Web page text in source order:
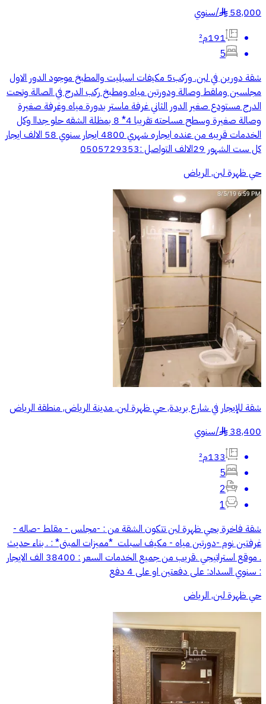
58,000
§
/سنوي
191م²
5
شقة دورين في لبن. وركب5 مكيفات اسبليت والمطبخ موجود الدور الاول
مجلسين وملقط وصالة ودورتين مياه ومطبخ ركب الدرج في الصالة وتحت
الدرج مستودع صغير الدور الثاني غرفة ماستر بدورة مياه وغرفة صغيرة
وصالة صغيرة وسطح مساحته تقريبا 4* 8 بمظلة الشقه حلو جداا وكل
الخدمات قريبه من عنده ايجاره شهري 4800 ايجار سنوي 58 الالف ايجار
كل ست الشهور 29الالف التواصل :0505729353
حي ظهرة لبن, الرياض
شقة للإيجار في شارع بريدة, حي ظهرة لبن, مدينة الرياض, منطقة الرياض
38,400
§
/سنوي
133م²
5
2
1
شقة فاخرة بحي ظهرة لبن تتكون الشقة من : -مجلس - ⁠مقلط -صاله -
⁠غرفتين نوم -دورتين مياه - ⁠مكيف اسبلت ⁠ *مميزات المبنى* : . بناء حديث
. موقع استراتيجي .قريب من جميع الخدمات السعر : 38400 الف الايجار
: سنوي السداد: على دفعتين او على 4 دفع
حي ظهرة لبن, الرياض